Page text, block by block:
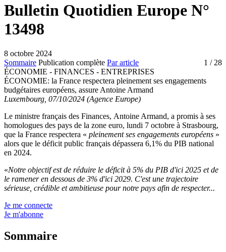
Bulletin Quotidien Europe N°
13498
8 octobre 2024
Sommaire Publication complète Par article 1 / 28
ÉCONOMIE - FINANCES - ENTREPRISES
ÉCONOMIE: la France respectera pleinement ses engagements
budgétaires européens, assure Antoine Armand
Luxembourg, 07/10/2024 (Agence Europe)
Le ministre français des Finances, Antoine Armand, a promis à ses
homologues des pays de la zone euro, lundi 7 octobre à Strasbourg,
que la France respectera « pleinement ses engagements européens »
alors que le déficit public français dépassera 6,1% du PIB national
en 2024.
«Notre objectif est de réduire le déficit à 5% du PIB d'ici 2025 et de
le ramener en dessous de 3% d'ici 2029. C'est une trajectoire
sérieuse, crédible et ambitieuse pour notre pays afin de respecter...
Je me connecte
Je m'abonne
Sommaire